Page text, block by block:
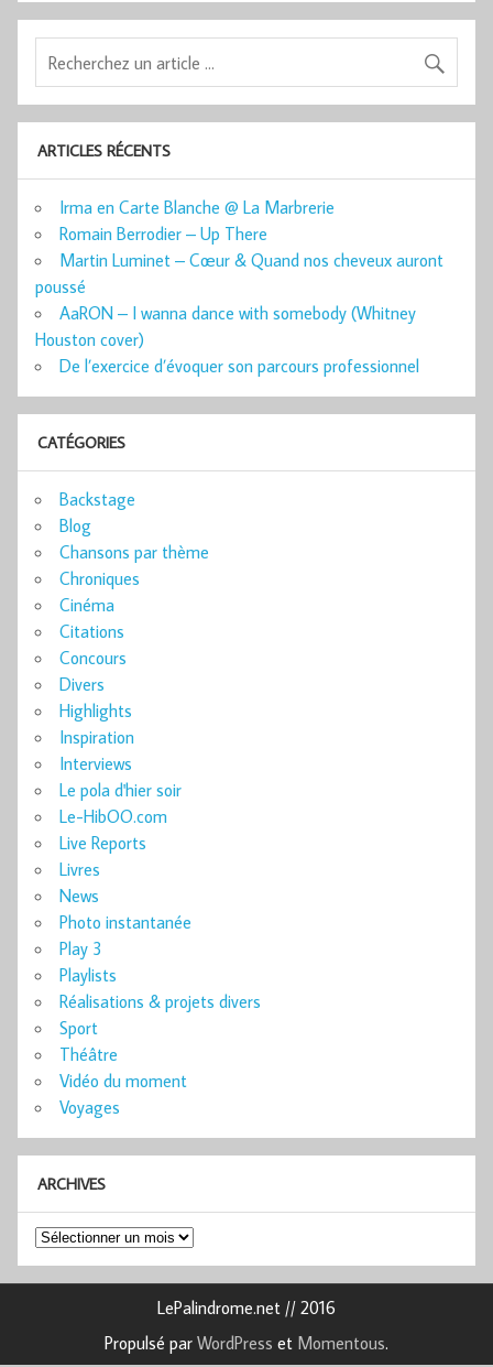
ARTICLES RÉCENTS
Irma en Carte Blanche @ La Marbrerie
Romain Berrodier – Up There
Martin Luminet – Cœur & Quand nos cheveux auront
poussé
AaRON – I wanna dance with somebody (Whitney
Houston cover)
De l’exercice d’évoquer son parcours professionnel
CATÉGORIES
Backstage
Blog
Chansons par thème
Chroniques
Cinéma
Citations
Concours
Divers
Highlights
Inspiration
Interviews
Le pola d'hier soir
Le-HibOO.com
Live Reports
Livres
News
Photo instantanée
Play 3
Playlists
Réalisations & projets divers
Sport
Théâtre
Vidéo du moment
Voyages
ARCHIVES
Archives
LePalindrome.net // 2016
Propulsé par WordPress et Momentous.